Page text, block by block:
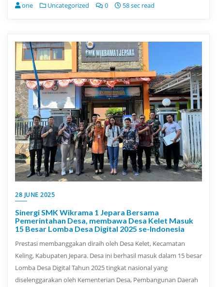
one Uncategorized 0 58 sec read
28 JUNE 2025
Sinergi SMK Wikrama 1 Jepara Bersama
Pemerintahan Desa, membawa Desa Kelet Masuk
15 Besar Lomba Desa Digital 2025 se-Indonesia
Prestasi membanggakan diraih oleh Desa Kelet, Kecamatan
Keling, Kabupaten Jepara. Desa ini berhasil masuk dalam 15 besar
Lomba Desa Digital Tahun 2025 tingkat nasional yang
diselenggarakan oleh Kementerian Desa, Pembangunan Daerah